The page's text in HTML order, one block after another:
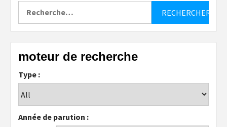
moteur de recherche
Type :
Année de parution :